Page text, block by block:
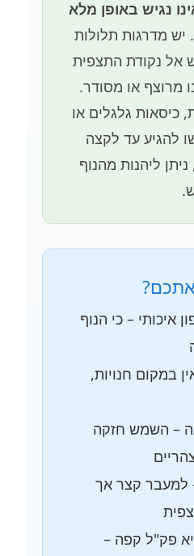
נגיש באופן מלא
. יש מדרגות תלולות
אל נקודת התצפית
מרוצף או מסודר.
כיסאות גלגלים או
להגיע עד לקצה
ליהנות מהנוף
איכותי – כי הנוף
במקום חנויות,
– השמש חזקה
למעבר קצר אך
פק"ל קפה –